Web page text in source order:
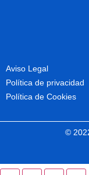
Aviso Legal
Política de privacidad
Política de Cookies
©